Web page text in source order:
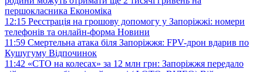
першокласника Економіка
12:15 Реєстрація на грошову допомогу у Запоріжжі: номери
телефонів та онлайн-форма Новини
11:59 Смертельна атака біля Запоріжжя: FPV-дрон вдарив по
Кушугуму Відпочинок
11:42 «СТО на колесах» за 12 млн грн: Запоріжжя передало